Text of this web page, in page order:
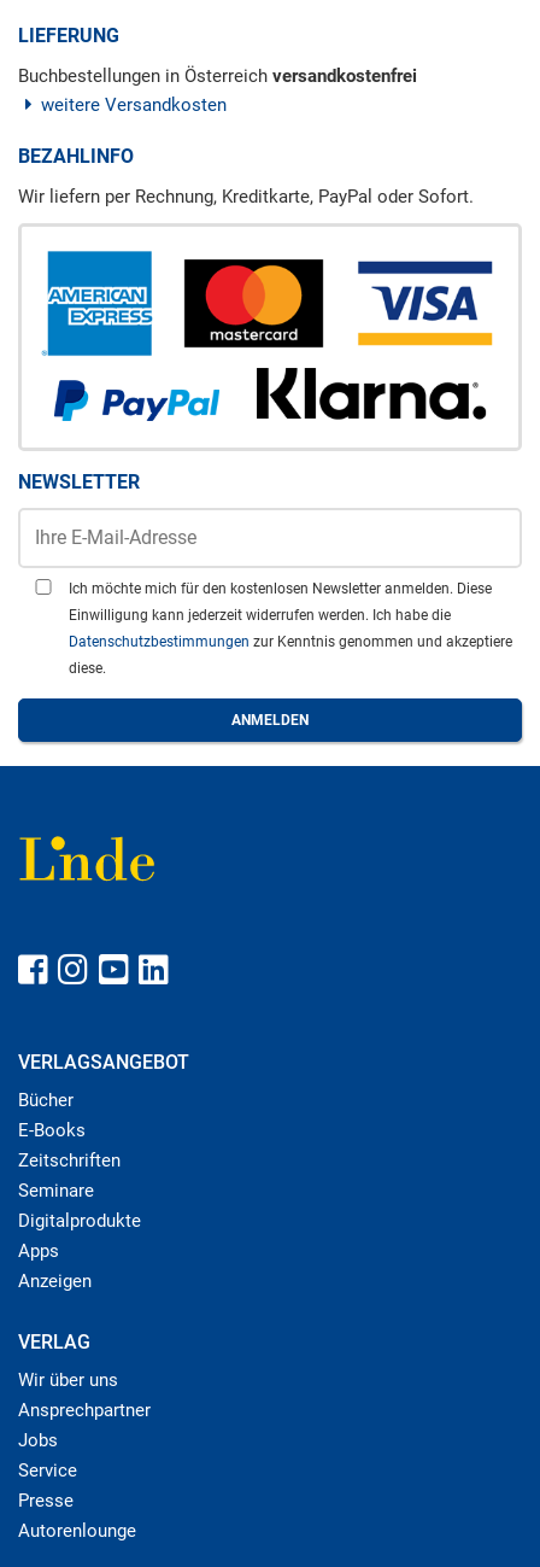
LIEFERUNG
Buchbestellungen in Österreich versandkostenfrei
weitere Versandkosten
BEZAHLINFO
Wir liefern per Rechnung, Kreditkarte, PayPal oder Sofort.
NEWSLETTER
Ich möchte mich für den kostenlosen Newsletter anmelden. Diese
Einwilligung kann jederzeit widerrufen werden. Ich habe die
Datenschutzbestimmungen zur Kenntnis genommen und akzeptiere
diese.
VERLAGSANGEBOT
Bücher
E-Books
Zeitschriften
Seminare
Digitalprodukte
Apps
Anzeigen
VERLAG
Wir über uns
Ansprechpartner
Jobs
Service
Presse
Autorenlounge